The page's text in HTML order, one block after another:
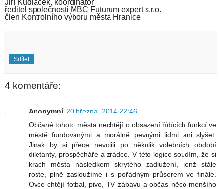
Jiří Kudláček, koordinátor
ředitel společnosti MBC Futurum expert s.r.o.
člen Kontrolního výboru města Hranice
Sdílet
4 komentáře:
Anonymní 20 března, 2014 22:46
Občané tohoto města nechtějí o obsazení řídících funkcí ve
městě fundovanými a morálně pevnými lidmi ani slyšet.
Jinak by si přece nevolili po několik volebních období
diletanty, prospěcháře a zrádce. V této logice soudím, že si
krach města následkem skrytého zadlužení, jenž stále
roste, plně zasloužíme i s pořádným průserem ve finále.
Ovce chtějí fotbal, pivo, TV zábavu a občas něco menšího